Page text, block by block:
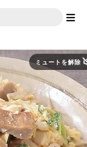
ミュートを解除